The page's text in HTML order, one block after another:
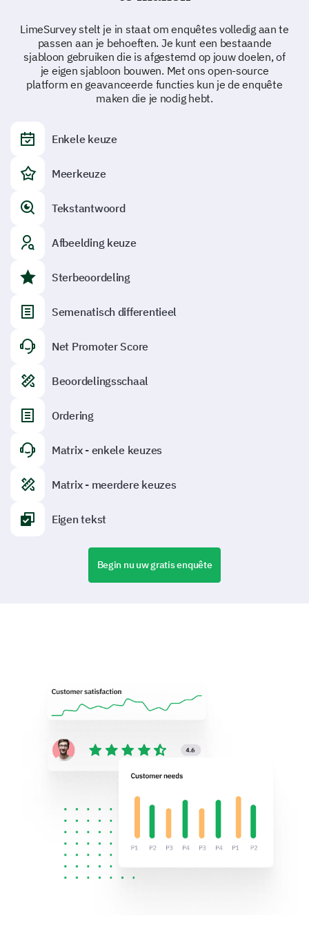
LimeSurvey stelt je in staat om enquêtes volledig aan te
passen aan je behoeften. Je kunt een bestaande
sjabloon gebruiken die is afgestemd op jouw doelen, of
je eigen sjabloon bouwen. Met ons open-source
platform en geavanceerde functies kun je de enquête
maken die je nodig hebt.
Enkele keuze
Meerkeuze
Tekstantwoord
Afbeelding keuze
Sterbeoordeling
Semenatisch differentieel
Net Promoter Score
Beoordelingsschaal
Ordering
Matrix - enkele keuzes
Matrix - meerdere keuzes
Eigen tekst
Begin nu uw gratis enquête